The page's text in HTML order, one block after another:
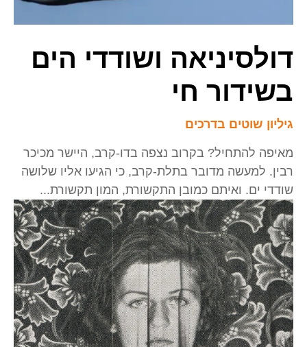
דולסיניאה ושודדי הים
בשידור חי
גיליון שוטים בדרכים
מאיפה להתחיל? בקרוב נצפה בדו-קרב, היישר מכיכר
רבין. למעשה מדובר בתלת-קרב, כי הגיעו אליו שלושה
שודדי ים. ואיתם כמובן התקשורת, המון תקשורת...